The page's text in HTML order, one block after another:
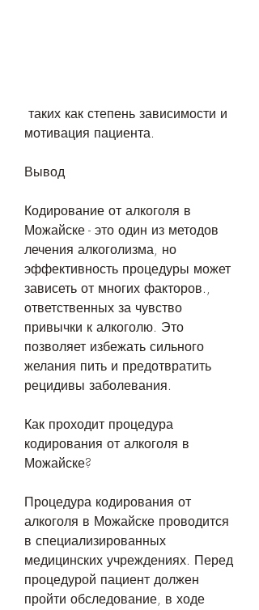
мотивация пациента.
Вывод
Кодирование от алкоголя в
Можайске - это один из методов
лечения алкоголизма, но
эффективность процедуры может
зависеть от многих факторов.,
ответственных за чувство
привычки к алкоголю. Это
позволяет избежать сильного
желания пить и предотвратить
рецидивы заболевания.
Как проходит процедура
кодирования от алкоголя в
Можайске?
Процедура кодирования от
алкоголя в Можайске проводится
в специализированных
медицинских учреждениях. Перед
процедурой пациент должен
пройти обследование, в ходе